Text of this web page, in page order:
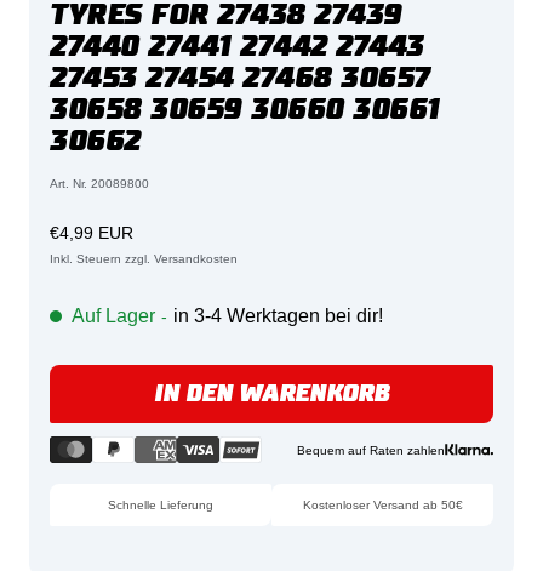
TYRES FOR 27438 27439
27440 27441 27442 27443
27453 27454 27468 30657
30658 30659 30660 30661
30662
Art. Nr. 20089800
Angebotspreis
€4,99 EUR
Inkl. Steuern zzgl. Versandkosten
Auf Lager - in 3-4 Werktagen bei dir!
IN DEN WARENKORB
Bequem auf Raten zahlen
Schnelle Lieferung Kostenloser Versand ab 50€